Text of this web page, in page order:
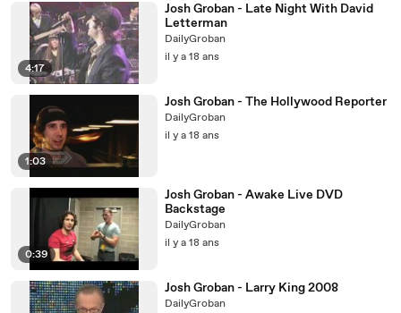
4:17
Josh Groban - Late Night With David
Letterman
DailyGroban
il y a 18 ans
1:03
Josh Groban - The Hollywood Reporter
DailyGroban
il y a 18 ans
0:39
Josh Groban - Awake Live DVD
Backstage
DailyGroban
il y a 18 ans
Josh Groban - Larry King 2008
DailyGroban